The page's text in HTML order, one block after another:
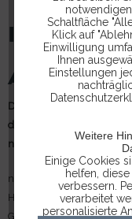
Schaltfläche
Klick auf
Einwilligung
Ihnen
Einstellungen
Weitere
Einige Cookies
helfen,
verbessern.
verarbeitet
personalisierte
IMPRESSUM
ANGABEN
Diese Seite wird im
durch die nerd_force1 UG
nerd_force1 UG.
nerd_force1 UG
Herner Str. 299
Gebäude B29